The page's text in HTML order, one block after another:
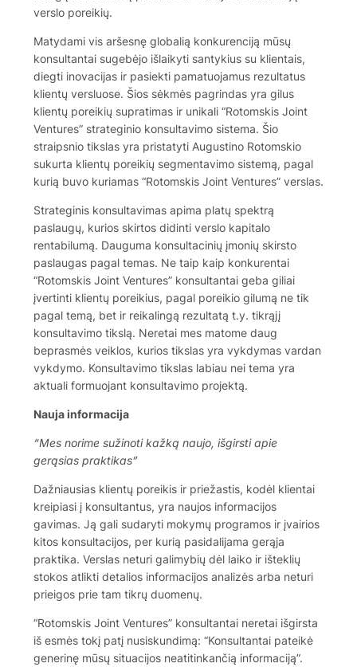
verslo poreikių.
Matydami vis aršesnę globalią konkurenciją mūsų
konsultantai sugebėjo išlaikyti santykius su klientais,
diegti inovacijas ir pasiekti pamatuojamus rezultatus
klientų versluose. Šios sėkmės pagrindas yra gilus
klientų poreikių supratimas ir unikali “Rotomskis Joint
Ventures” strateginio konsultavimo sistema. Šio
straipsnio tikslas yra pristatyti Augustino Rotomskio
sukurta klientų poreikių segmentavimo sistemą, pagal
kurią buvo kuriamas “Rotomskis Joint Ventures” verslas.
Strateginis konsultavimas apima platų spektrą
paslaugų, kurios skirtos didinti verslo kapitalo
rentabilumą. Dauguma konsultacinių įmonių skirsto
paslaugas pagal temas. Ne taip kaip konkurentai
“Rotomskis Joint Ventures” konsultantai geba giliai
įvertinti klientų poreikius, pagal poreikio gilumą ne tik
pagal temą, bet ir reikalingą rezultatą t.y. tikrąjį
konsultavimo tikslą. Neretai mes matome daug
beprasmės veiklos, kurios tikslas yra vykdymas vardan
vykdymo. Konsultavimo tikslas labiau nei tema yra
aktuali formuojant konsultavimo projektą.
Nauja informacija
“Mes norime sužinoti kažką naujo, išgirsti apie
gerąsias praktikas”
Dažniausias klientų poreikis ir priežastis, kodėl klientai
kreipiasi į konsultantus, yra naujos informacijos
gavimas. Ją gali sudaryti mokymų programos ir įvairios
kitos konsultacijos, per kurią pasidalijama gerąja
praktika. Verslas neturi galimybių dėl laiko ir išteklių
stokos atlikti detalios informacijos analizės arba neturi
prieigos prie tam tikrų duomenų.
“Rotomskis Joint Ventures” konsultantai neretai išgirsta
iš esmės tokį patį nusiskundimą: “Konsultantai pateikė
generinę mūsų situacijos neatitinkančią informaciją”.